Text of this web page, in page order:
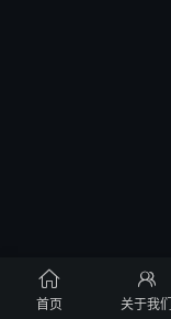

首页

关于我们